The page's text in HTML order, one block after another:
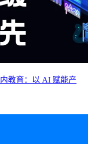
教育：以 AI 赋能产